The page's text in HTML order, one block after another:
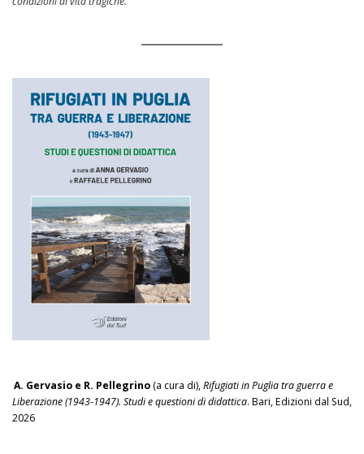
A. Gervasio e R. Pellegrino (a cura di),Rifugiati in Puglia tra guerra e
Liberazione (1943-1947). Studi e questioni di didattica. Bari, Edizioni dal Sud,
2026